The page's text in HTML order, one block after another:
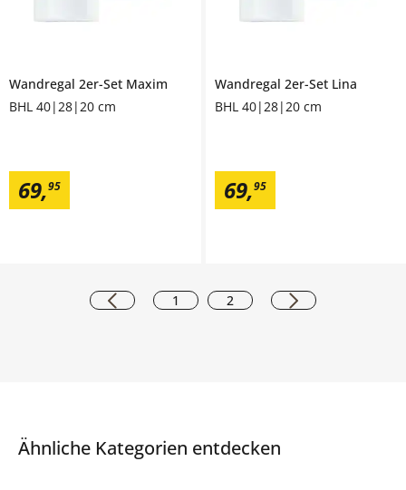
Wandregal 2er-Set Maxim
BHL 40|28|20 cm
69,95
Wandregal 2er-Set Lina
BHL 40|28|20 cm
69,95
1 2
Ähnliche Kategorien entdecken